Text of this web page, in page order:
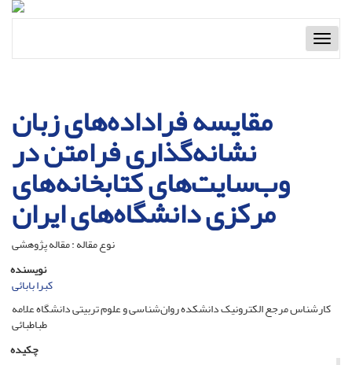
مقایسه فراداده‌‏های زبان
نشانه‌‏گذاری فرامتن در
وب‌‏سایت‌های کتابخانه‌‏های
مرکزی دانشگاه‏‌های ایران
نوع مقاله : مقاله پژوهشی
نویسنده
کبرا بابائی
کارشناس مرجع الکترونیک دانشکده روان‌شناسی و علوم تربیتی دانشگاه علامه
طباطبائی
چکیده